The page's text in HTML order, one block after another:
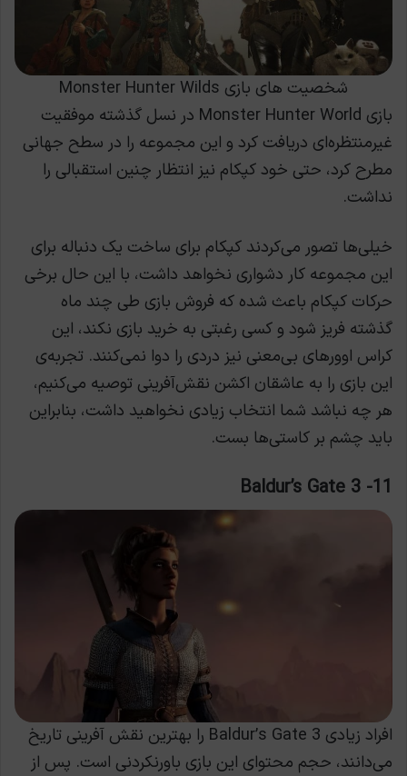
شخصیت های بازی Monster Hunter Wilds
بازی Monster Hunter World در نسل گذشته موفقیت
غیرمنتظره‌ای دریافت کرد و این مجموعه را در سطح جهانی
مطرح کرد، حتی خود کپکام نیز انتظار چنین استقبالی را
نداشت.
خیلی‌ها تصور می‌کردند کپکام برای ساخت یک دنباله برای
این مجموعه کار دشواری نخواهد داشت، با این حال برخی
حرکات کپکام باعث شده که فروش بازی طی چند ماه
گذشته فریز شود و کسی رغبتی به خرید بازی نکند، این
کراس اوورهای بی‌معنی نیز دردی را دوا نمی‌کنند. تجربه‌ی
این بازی را به عاشقان اکشن نقش‌آفرینی توصیه می‌کنیم،
هر چه نباشد شما انتخاب زیادی نخواهید داشت، بنابراین
باید چشم بر کاستی‌ها بست.
11- Baldur’s Gate 3
افراد زیادی Baldur’s Gate 3 را بهترین نقش آفرینی تاریخ
می‌دانند، حجم محتوای این بازی باورنکردنی است. پس از